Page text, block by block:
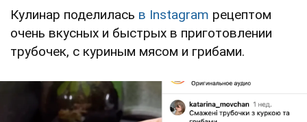
Кулинар поделилась в Instagram рецептом
очень вкусных и быстрых в приготовлении
трубочек, с куриным мясом и грибами.